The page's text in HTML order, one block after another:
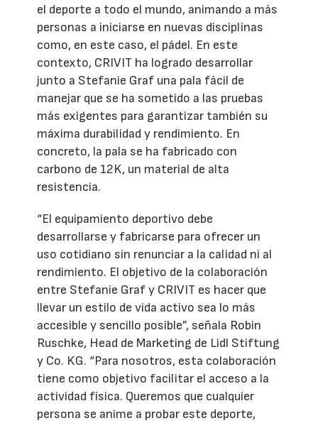
el deporte a todo el mundo, animando a más
personas a iniciarse en nuevas disciplinas
como, en este caso, el pádel. En este
contexto, CRIVIT ha logrado desarrollar
junto a Stefanie Graf una pala fácil de
manejar que se ha sometido a las pruebas
más exigentes para garantizar también su
máxima durabilidad y rendimiento. En
concreto, la pala se ha fabricado con
carbono de 12K, un material de alta
resistencia.
“El equipamiento deportivo debe
desarrollarse y fabricarse para ofrecer un
uso cotidiano sin renunciar a la calidad ni al
rendimiento. El objetivo de la colaboración
entre Stefanie Graf y CRIVIT es hacer que
llevar un estilo de vida activo sea lo más
accesible y sencillo posible”, señala Robin
Ruschke, Head de Marketing de Lidl Stiftung
y Co. KG. “Para nosotros, esta colaboración
tiene como objetivo facilitar el acceso a la
actividad física. Queremos que cualquier
persona se anime a probar este deporte,